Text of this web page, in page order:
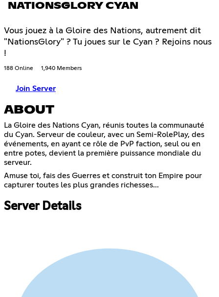
NATIONSGLORY CYAN
Vous jouez à la Gloire des Nations, autrement dit
"NationsGlory" ? Tu joues sur le Cyan ? Rejoins nous
!
188 Online 1,940 Members
Join Server
ABOUT
La Gloire des Nations Cyan, réunis toutes la communauté
du Cyan. Serveur de couleur, avec un Semi-RolePlay, des
événements, en ayant ce rôle de PvP faction, seul ou en
entre potes, devient la première puissance mondiale du
serveur.
Amuse toi, fais des Guerres et construit ton Empire pour
capturer toutes les plus grandes richesses...
Server Details